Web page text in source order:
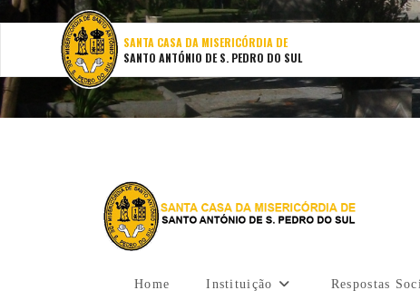
SANTA CASA DA MISERICÓRDIA DE
SANTO ANTÓNIO DE S. PEDRO DO SUL